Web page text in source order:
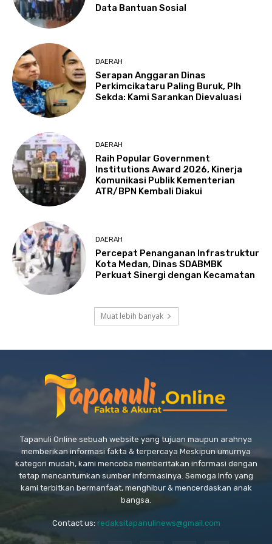
Data Bantuan Sosial
DAERAH
Serapan Anggaran Dinas
Perkimcikataru Paling Buruk, Plh
Sekda: Kami Sarankan Dievaluasi
DAERAH
Raih Popular Government
Institutions Award 2026, Kinerja
Komunikasi Publik Kementerian
ATR/BPN Kembali Diakui
DAERAH
Percepat Penanganan Infrastruktur
Kota Medan, Dinas SDABMBK
Perkuat Sinergi dengan Kecamatan
Muat lebih banyak
Tapanuli Online sebuah website yang tujuan maupun arahnya
memberikan informasi fakta & terpercaya Meskipun umurnya
kategori mudah, kami mencoba memberitakan informasi dengan
tetap mencantumkan sumber informasinya. Semoga Info yang
kami terbitkan bermanfaat, menghibur & mencerdaskan anak
bangsa.
Contact us: redaksitapanulinews@gmail.com